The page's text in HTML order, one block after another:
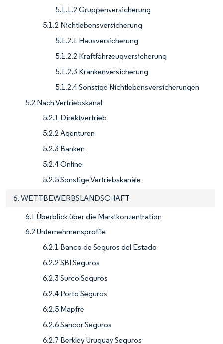
5.1.1.2 Gruppenversicherung
5.1.2 Nichtlebensversicherung
5.1.2.1 Hausversicherung
5.1.2.2 Kraftfahrzeugversicherung
5.1.2.3 Krankenversicherung
5.1.2.4 Sonstige Nichtlebensversicherungen
5.2 Nach Vertriebskanal
5.2.1 Direktvertrieb
5.2.2 Agenturen
5.2.3 Banken
5.2.4 Online
5.2.5 Sonstige Vertriebskanäle
6. WETTBEWERBSLANDSCHAFT
6.1 Überblick über die Marktkonzentration
6.2 Unternehmensprofile
6.2.1 Banco de Seguros del Estado
6.2.2 SBI Seguros
6.2.3 Surco Seguros
6.2.4 Porto Seguros
6.2.5 Mapfre
6.2.6 Sancor Seguros
6.2.7 Berkley Uruguay Seguros